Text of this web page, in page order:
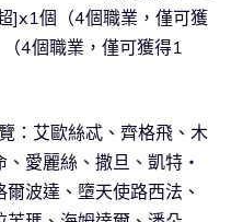
]x1個（4個職業，僅可獲
4個職業，僅可獲得1
：艾歐絲忒、齊格飛、木
、愛麗絲、撒旦、凱特‧
波達、墮天使路西法、